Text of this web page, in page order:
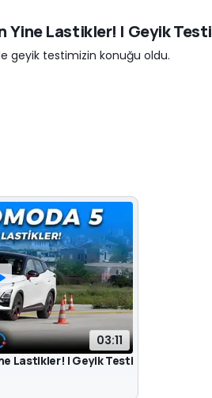
Yine Lastikler! | Geyik Testi
geyik testimizin konuğu oldu.
03:11
Lastikler! | Geyik Testi